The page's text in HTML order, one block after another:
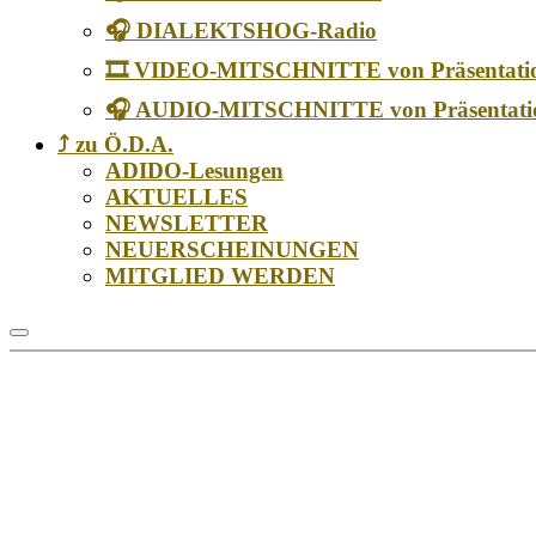
🎧 DIALEKTSHOG-Radio
🎞️ VIDEO-MITSCHNITTE von
🎧 AUDIO-MITSCHNITTE von
⤴️ zu Ö.D.A.
ADIDO-Lesungen
AKTUELLES
NEWSLETTER
NEUERSCHEINUNGEN
MITGLIED WERDEN